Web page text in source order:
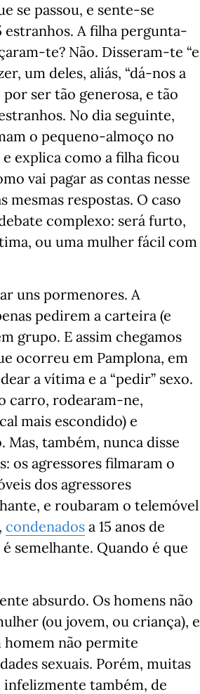
se passou, e sente-se
A filha pergunta-
te? Não. Disseram-te “e
um deles, aliás, “dá-nos a
ser tão generosa, e tão
No dia seguinte,
o pequeno-almoço no
explica como a filha ficou
vai pagar as contas nesse
mesmas respostas. O caso
complexo: será furto,
ou uma mulher fácil com
uns pormenores. A
pedirem a carteira (e
grupo. E assim chegamos
ocorreu em Pamplona, em
a vítima e a “pedir” sexo.
carro, rodearam-ne,
mais escondido) e
também, nunca disse
os agressores filmaram o
dos agressores
e roubaram o telemóvel
condenados a 15 anos de
semelhante. Quando é que
absurdo. Os homens não
(ou jovem, ou criança), e
homem não permite
sexuais. Porém, muitas
infelizmente também, de